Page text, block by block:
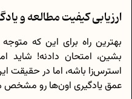
ارزیابی کیفیت مطالعه و
بهترین راه برای این که
بشین، امتحان دادنه! شاید
استرس‌زا باشه، اما در
عمق یادگیری اون‌ها رو مشخص